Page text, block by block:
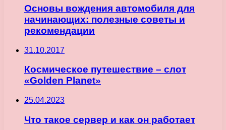
Основы вождения автомобиля для
начинающих: полезные советы и
рекомендации
31.10.2017
Космическое путешествие – слот
«Golden Planet»
25.04.2023
Что такое сервер и как он работает